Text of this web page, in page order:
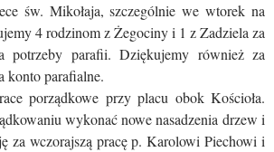
św. Mikołaja, szczególnie we wtorek na
4 rodzinom z Żegociny i 1 z Zadziela za
potrzeby parafii. Dziękujemy również za
konto parafialne.
porządkowe przy placu obok Kościoła.
wykonać nowe nasadzenia drzew i
za wczorajszą pracę p. Karolowi Piechowi i